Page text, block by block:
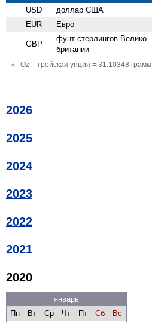
USD доллар США
EUR Евро
GBP
фунт стерлингов Велико­
британии
Oz – тройская унция = 31.10348 грамм
2026
2025
2024
2023
2022
2021
2020
январь
Пн
Вт Ср Чт Пт Сб
Вс